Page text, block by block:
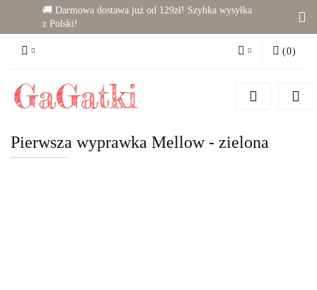
🚚 Darmowa dostawa już od 129zł! Szybka wysyłka
z Polski!
Zaloguj się
Zgody cookies
(0)
Pierwsza wyprawka Mellow - zielona